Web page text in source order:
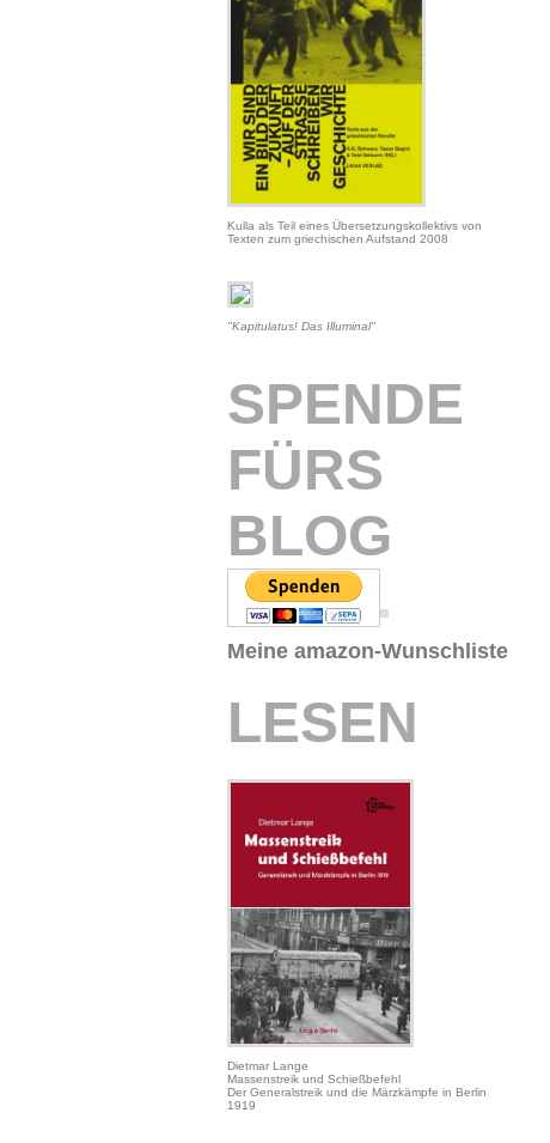
Kulla als Teil eines Übersetzungskollektivs von
Texten zum griechischen Aufstand 2008
"Kapitulatus! Das Illuminal"
SPENDE
FÜRS
BLOG
Meine amazon-Wunschliste
LESEN
Dietmar Lange
Massenstreik und Schießbefehl
Der Generalstreik und die Märzkämpfe in Berlin
1919